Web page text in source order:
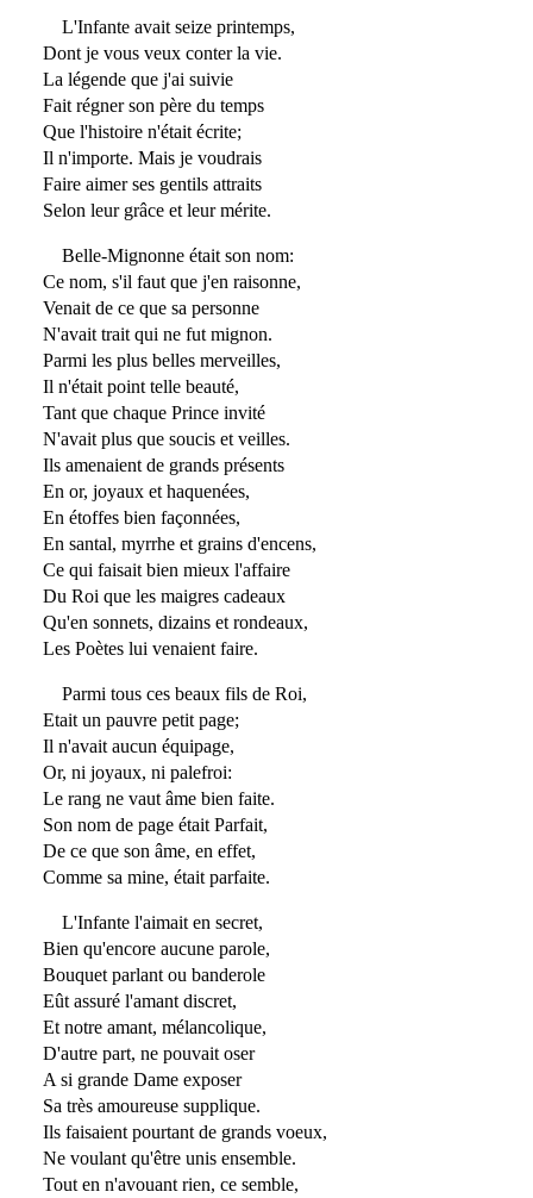
L'Infante avait seize printemps,
Dont je vous veux conter la vie.
La légende que j'ai suivie
Fait régner son père du temps
Que l'histoire n'était écrite;
Il n'importe. Mais je voudrais
Faire aimer ses gentils attraits
Selon leur grâce et leur mérite.
Belle-Mignonne était son nom:
Ce nom, s'il faut que j'en raisonne,
Venait de ce que sa personne
N'avait trait qui ne fut mignon.
Parmi les plus belles merveilles,
Il n'était point telle beauté,
Tant que chaque Prince invité
N'avait plus que soucis et veilles.
Ils amenaient de grands présents
En or, joyaux et haquenées,
En étoffes bien façonnées,
En santal, myrrhe et grains d'encens,
Ce qui faisait bien mieux l'affaire
Du Roi que les maigres cadeaux
Qu'en sonnets, dizains et rondeaux,
Les Poètes lui venaient faire.
Parmi tous ces beaux fils de Roi,
Etait un pauvre petit page;
Il n'avait aucun équipage,
Or, ni joyaux, ni palefroi:
Le rang ne vaut âme bien faite.
Son nom de page était Parfait,
De ce que son âme, en effet,
Comme sa mine, était parfaite.
L'Infante l'aimait en secret,
Bien qu'encore aucune parole,
Bouquet parlant ou banderole
Eût assuré l'amant discret,
Et notre amant, mélancolique,
D'autre part, ne pouvait oser
A si grande Dame exposer
Sa très amoureuse supplique.
Ils faisaient pourtant de grands voeux,
Ne voulant qu'être unis ensemble.
Tout en n'avouant rien, ce semble,